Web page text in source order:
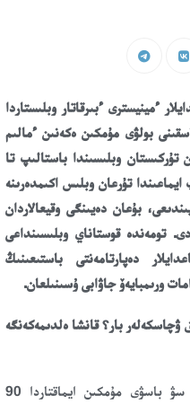
ءمينيسترى ءبىرقاتار وبلىستاردا
بولۋى مۇمكىن ەكەنىن ءمالىم
تۇركىستان وبلىسىندا باستالىپ تا
تۇرعان وبلىس اكىمدەرىنە
بۇعان دەيىنگى وقيعالاردان
تومەندەقوستاناي وبلىسىنداعى
دەپارتامەنتى باستىعىنىڭ
ورىمبايەۆ جاۋابى ۇسىنىلعان.
ۋچاسكەلەر بار؟ قانشا ەلدىمەكەنگە
وبلىس اۋماعىندا تاسقىن جانە ەرىگەن سۋ باسۋى مۇمكىن ايماقتاردا 90